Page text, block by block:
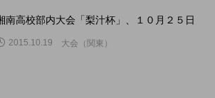
南高校部内大会「梨汁杯」、１０月２５日（
2015.10.19 大会（関東）